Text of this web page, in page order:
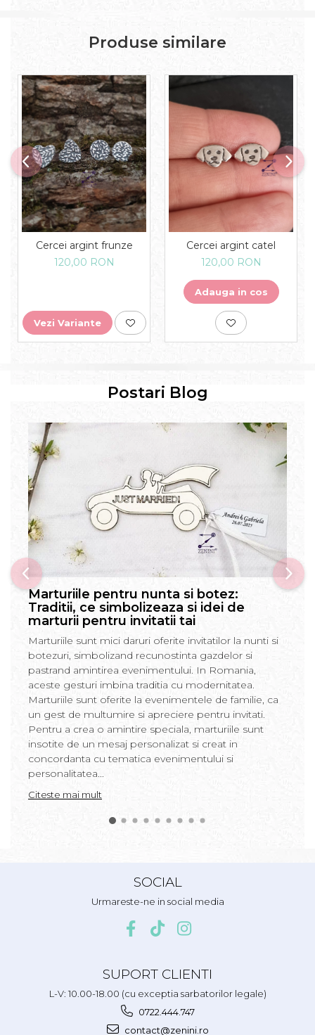
Produse similare
Cercei argint frunze
120,00 RON
Vezi Variante
Cercei argint catel
120,00 RON
Adauga in cos
Postari Blog
Marturiile pentru nunta si botez:
Traditii, ce simbolizeaza si idei de
marturii pentru invitatii tai
Marturiile sunt mici daruri oferite invitatilor la nunti si
botezuri, simbolizand recunostinta gazdelor si
pastrand amintirea evenimentului. In Romania,
aceste gesturi imbina traditia cu modernitatea.
Marturiile sunt oferite la evenimentele de familie, ca
un gest de multumire si apreciere pentru invitati.
Pentru a crea o amintire speciala, marturiile sunt
insotite de un mesaj personalizat si creat in
concordanta cu tematica evenimentului si
personalitatea...
Citeste mai mult
SOCIAL
Urmareste-ne in social media
SUPORT CLIENTI
L-V: 10.00-18.00 (cu exceptia sarbatorilor legale)
0722.444.747
contact@zenini.ro